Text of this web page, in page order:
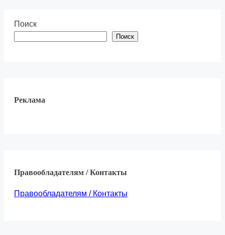
Поиск
Поиск
Реклама
Правообладателям / Контакты
Правообладателям / Контакты